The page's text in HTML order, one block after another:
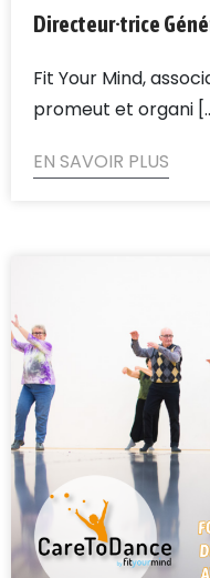
Directeur·trice
Fit Your Mind,
promeut et organi
EN SAVOIR PLUS